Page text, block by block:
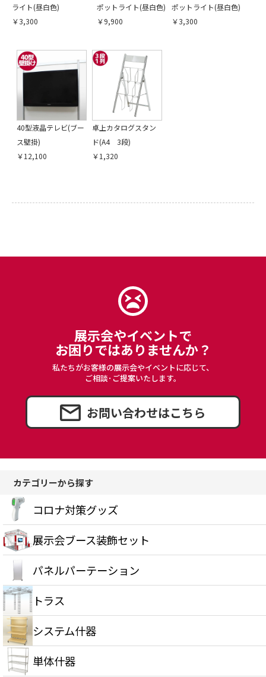
ライト(昼白色)
￥3,300
ポットライト(昼白色)
￥9,900
ポットライト(昼白色)
￥3,300
40型液晶テレビ(ブー
ス壁掛)
￥12,100
卓上カタログスタン
ド(A4 3段)
￥1,320
展示会やイベントで
お困りではありませんか？
私たちがお客様の展示会やイベントに応じて、
ご相談･ご提案いたします。
お問い合わせはこちら
カテゴリーから探す
コロナ対策グッズ
展示会ブース装飾セット
パネルパーテーション
トラス
システム什器
単体什器